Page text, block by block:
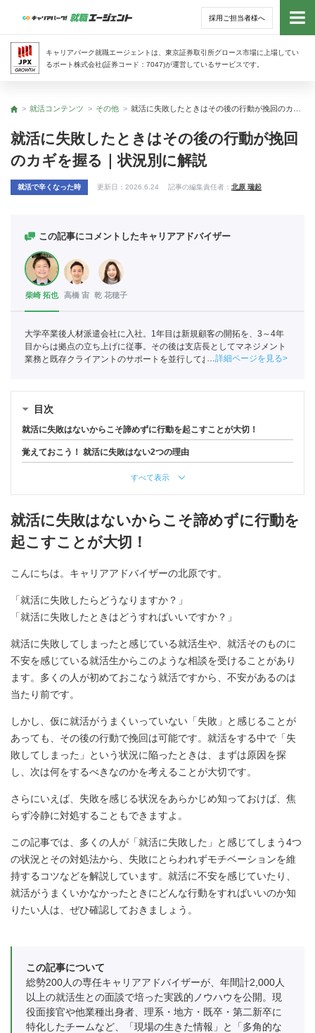
採用ご担当者様へ
キャリアパーク就職エージェントは、東京証券取引所グロース市場に上場してい
るポート株式会社(証券コード：7047)が運営しているサービスです。
トッ
トップ
就活コンテンツ その他
就活に失敗したときはその後の行動が挽回
のカギを握る｜状況別に解説
就活で辛くなった時 更新日： 2026.6.24 記事の編集責任者： 北原 瑞起
この記事にコメントしたキャリアアドバイザー
柴崎 拓也 高橋 宙 乾 花穂子
大学卒業後人材派遣会社に入社。1年目は新規顧客の開拓を、3～4年
目からは拠点の立ち上げに従事。その後は支店長としてマネジメント
業務と既存クライアントのサポートを並行しておこなう。現在はポー
詳細ページを見る
目次
就活に失敗はないからこそ諦めずに行動を起こすことが大切！
覚えておこう！ 就活に失敗はない2つの理由
すべて表示
就活に失敗はないからこそ諦めずに行動を
起こすことが大切！
こんにちは。キャリアアドバイザーの北原です。
「就活に失敗したらどうなりますか？」
「就活に失敗したときはどうすればいいですか？」
就活に失敗してしまったと感じている就活生や、就活そのものに
不安を感じている就活生からこのような相談を受けることがあり
ます。多くの人が初めておこなう就活ですから、不安があるのは
当たり前です。
しかし、仮に就活がうまくいっていない「失敗」と感じることが
あっても、その後の行動で挽回は可能です。就活をする中で「失
敗してしまった」という状況に陥ったときは、まずは原因を探
し、次は何をするべきなのかを考えることが大切です。
さらにいえば、失敗を感じる状況をあらかじめ知っておけば、焦
らず冷静に対処することもできますよ。
この記事では、多くの人が「就活に失敗した」と感じてしまう4つ
の状況とその対処法から、失敗にとらわれずモチベーションを維
持するコツなどを解説しています。就活に不安を感じていたり、
就活がうまくいかなかったときにどんな行動をすればいいのか知
りたい人は、ぜひ確認しておきましょう。
この記事について
総勢200人の専任キャリアアドバイザーが、年間計2,000人
以上の就活生との面談で培った実践的ノウハウを公開。現
役面接官や他業種出身者、理系・地方・既卒・第二新卒に
特化したチームなど、「現場の生きた情報」と「多角的な